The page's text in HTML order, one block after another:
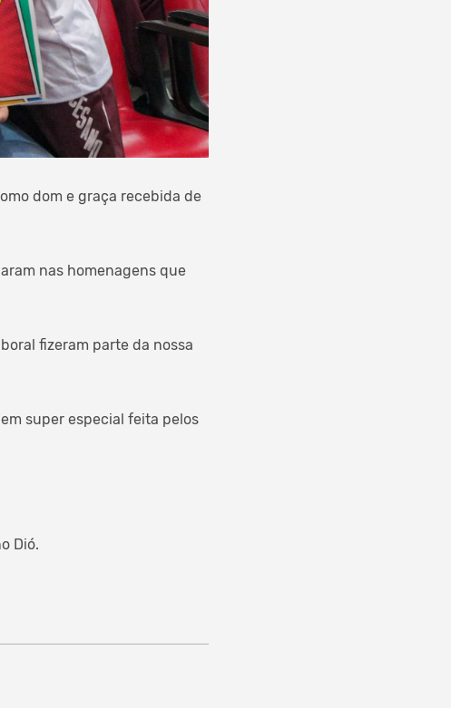
dom e graça recebida de
nas homenagens que
fizeram parte da nossa
super especial feita pelos
Dió.